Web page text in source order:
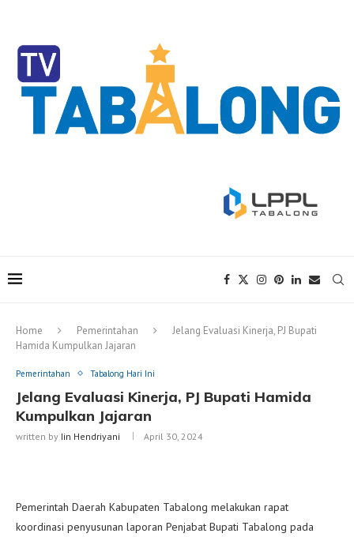
Home Pemerintahan
Jelang Evaluasi Kinerja, PJ Bupati
Hamida Kumpulkan Jajaran
Pemerintahan Tabalong Hari Ini
Jelang Evaluasi Kinerja, PJ Bupati Hamida
Kumpulkan Jajaran
written by Iin Hendriyani April 30, 2024
Pemerintah Daerah Kabupaten Tabalong melakukan rapat
koordinasi penyusunan laporan Penjabat Bupati Tabalong pada